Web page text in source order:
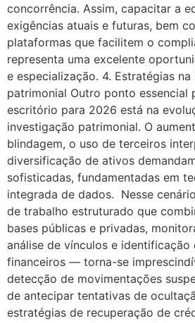
concorrência. Assim, capacitar a
exigências atuais e futuras, bem
plataformas que facilitem o
representa uma excelente
e especialização. 4. Estratégias
patrimonial Outro ponto essencial
escritório para 2026 está na
investigação patrimonial. O
blindagem, o uso de terceiros
diversificação de ativos
sofisticadas, fundamentadas em
integrada de dados. Nesse
de trabalho estruturado que
bases públicas e privadas,
análise de vínculos e identificação
financeiros — torna-se
detecção de movimentações
de antecipar tentativas de
estratégias de recuperação de